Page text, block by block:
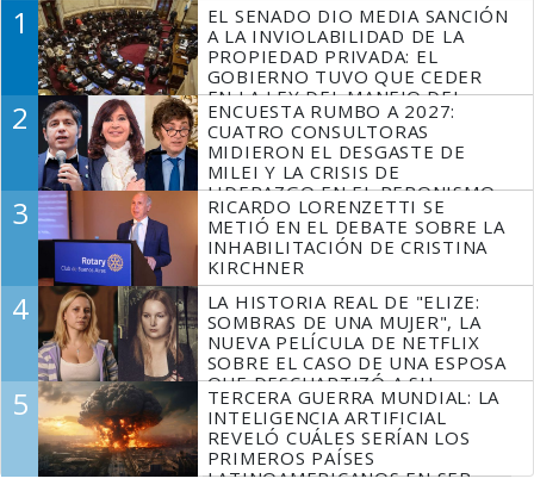
1
EL SENADO DIO MEDIA SANCIÓN
A LA INVIOLABILIDAD DE LA
PROPIEDAD PRIVADA: EL
GOBIERNO TUVO QUE CEDER
EN LA LEY DEL MANEJO DEL
FUEGO
2
ENCUESTA RUMBO A 2027:
CUATRO CONSULTORAS
MIDIERON EL DESGASTE DE
MILEI Y LA CRISIS DE
LIDERAZGO EN EL PERONISMO
3
RICARDO LORENZETTI SE
METIÓ EN EL DEBATE SOBRE LA
INHABILITACIÓN DE CRISTINA
KIRCHNER
4
LA HISTORIA REAL DE "ELIZE:
SOMBRAS DE UNA MUJER", LA
NUEVA PELÍCULA DE NETFLIX
SOBRE EL CASO DE UNA ESPOSA
QUE DESCUARTIZÓ A SU
MARIDO
5
TERCERA GUERRA MUNDIAL: LA
INTELIGENCIA ARTIFICIAL
REVELÓ CUÁLES SERÍAN LOS
PRIMEROS PAÍSES
LATINOAMERICANOS EN SER